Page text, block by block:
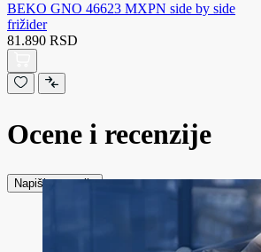
BEKO GNO 46623 MXPN side by side
frižider
81.890 RSD
Ocene i recenzije
Napiši recenziju